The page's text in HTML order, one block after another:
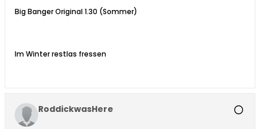
Big Banger Original 1.30 (Sommer)
Im Winter restlas fressen
RoddickwasHere